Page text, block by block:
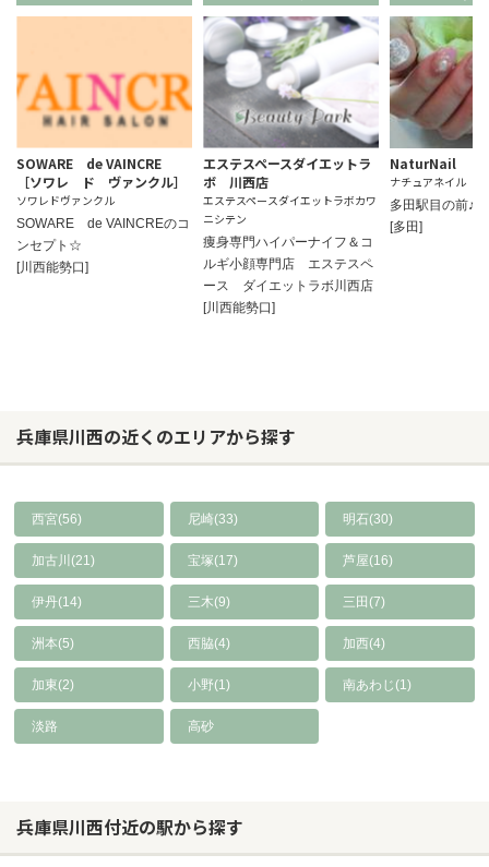
SOWARE de VAINCRE
［ソワレ ド ヴァンクル］
ソワレドヴァンクル
SOWARE de VAINCREのコ
ンセプト☆
[川西能勢口]
エステスペースダイエットラ
ボ 川西店
エステスペースダイエットラボカワ
ニシテン
痩身専門ハイパーナイフ＆コ
ルギ小顔専門店 エステスペ
ース ダイエットラボ川西店
[川西能勢口]
NaturNail
ナチュアネイル
多田駅目の前♪
[多田]
兵庫県川西の近くのエリアから探す
西宮(56) 尼崎(33) 明石(30)
加古川(21) 宝塚(17) 芦屋(16)
伊丹(14) 三木(9) 三田(7)
洲本(5) 西脇(4) 加西(4)
加東(2) 小野(1) 南あわじ(1)
淡路 高砂
兵庫県川西付近の駅から探す